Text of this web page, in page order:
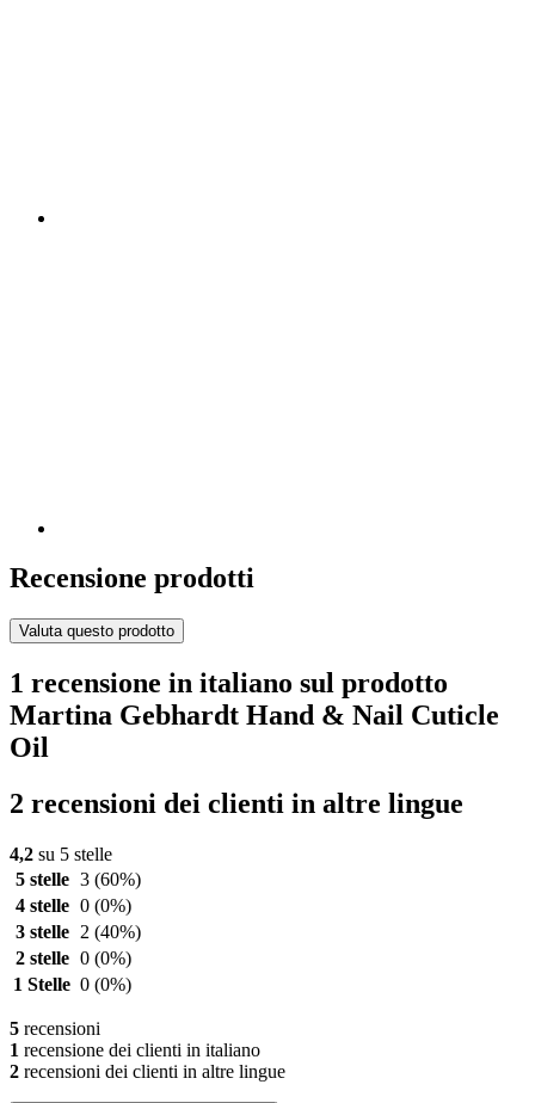
Recensione prodotti
Valuta questo prodotto
1 recensione in italiano sul prodotto
Martina Gebhardt Hand & Nail Cuticle
Oil
2 recensioni dei clienti in altre lingue
4,2 su 5 stelle
5 stelle 3 (60%)
4 stelle 0 (0%)
3 stelle
2 (40%)
2 stelle 0 (0%)
1 Stelle 0 (0%)
5 recensioni
1 recensione dei clienti in italiano
2 recensioni dei clienti in altre lingue